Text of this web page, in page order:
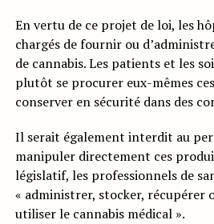
En vertu de ce projet de loi, les
chargés de fournir ou
de cannabis. Les patients et les
plutôt se procurer eux-mêmes
conserver en sécurité dans des
Il serait également interdit au
manipuler directement ces
législatif, les professionnels de
« administrer, stocker, récupérer
utiliser le cannabis médical ».